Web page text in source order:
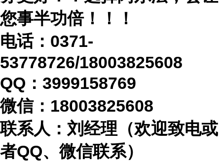
您事半功倍！！！
电话： 0371-
53778726/18003825608
QQ：3999158769
微信： 18003825608
联系人：刘经理（欢迎致电或
者QQ、微信联系）